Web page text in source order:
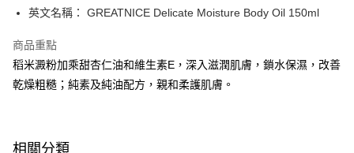
WeChat Pay
BoC Pay
送貨方式
英文名稱： GREATNICE Delicate Moisture Body Oil 150ml
商品重點
稻米澱粉加乘甜杏仁油和維生素E，深入滋潤肌膚，鎖水保濕，改善
乾燥粗糙；純素及純油配方，親和柔護肌膚。
相關分類